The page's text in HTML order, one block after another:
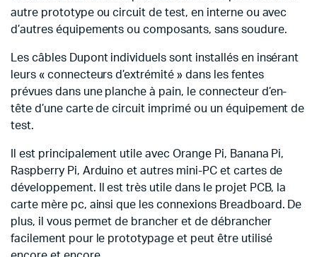
autre prototype ou circuit de test, en interne ou avec
d’autres équipements ou composants, sans soudure.
Les câbles Dupont individuels sont installés en insérant
leurs « connecteurs d’extrémité » dans les fentes
prévues dans une planche à pain, le connecteur d’en-
tête d’une carte de circuit imprimé ou un équipement de
test.
Il est principalement utile avec Orange Pi, Banana Pi,
Raspberry Pi, Arduino et autres mini-PC et cartes de
développement. Il est très utile dans le projet PCB, la
carte mère pc, ainsi que les connexions Breadboard. De
plus, il vous permet de brancher et de débrancher
facilement pour le prototypage et peut être utilisé